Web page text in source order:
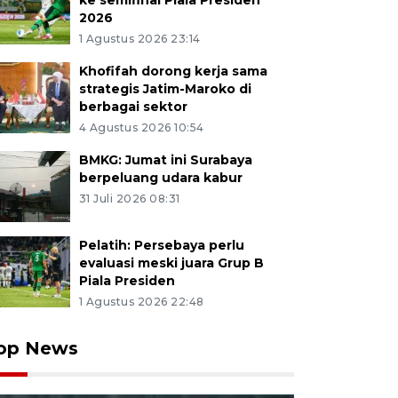
2026
1 Agustus 2026 23:14
Khofifah dorong kerja sama
strategis Jatim-Maroko di
berbagai sektor
4 Agustus 2026 10:54
BMKG: Jumat ini Surabaya
berpeluang udara kabur
31 Juli 2026 08:31
Pelatih: Persebaya perlu
evaluasi meski juara Grup B
Piala Presiden
1 Agustus 2026 22:48
News